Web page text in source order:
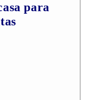
para